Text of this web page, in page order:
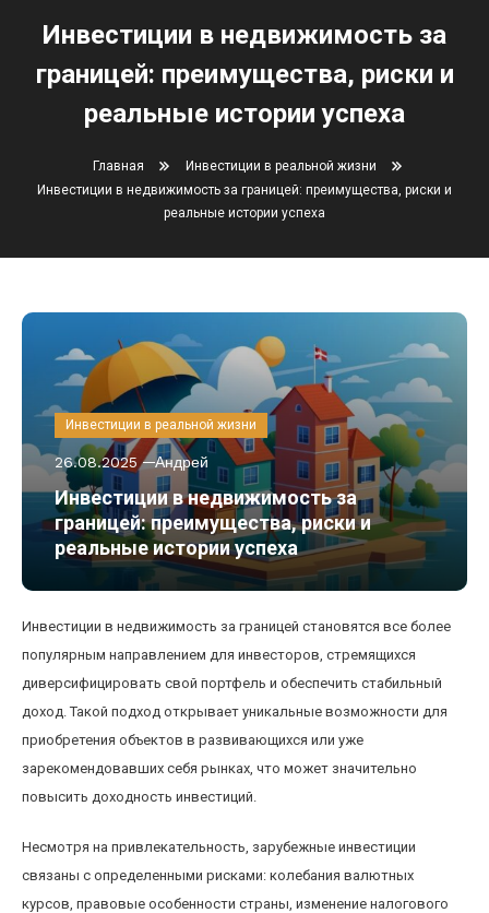
Инвестиции в недвижимость за
границей: преимущества, риски и
реальные истории успеха
Главная
Инвестиции в реальной жизни
Инвестиции в недвижимость за границей: преимущества, риски и
реальные истории успеха
Инвестиции в реальной жизни
26.08.2025 Андрей
Инвестиции в недвижимость за
границей: преимущества, риски и
реальные истории успеха
Инвестиции в недвижимость за границей становятся все более
популярным направлением для инвесторов, стремящихся
диверсифицировать свой портфель и обеспечить стабильный
доход. Такой подход открывает уникальные возможности для
приобретения объектов в развивающихся или уже
зарекомендовавших себя рынках, что может значительно
повысить доходность инвестиций.
Несмотря на привлекательность, зарубежные инвестиции
связаны с определенными рисками: колебания валютных
курсов, правовые особенности страны, изменение налогового